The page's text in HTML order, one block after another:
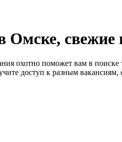
Омске, свежие
охотно поможет вам в поиске
доступ к разным